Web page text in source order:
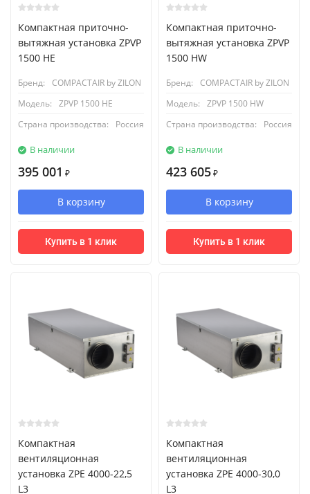
Компактная приточно-
вытяжная установка ZPVP
1500 HE
Бренд:
COMPACTAIR by ZILON
Модель:
ZPVP 1500 HE
Страна производства:
Россия
В наличии
395 001 ₽
В корзину
Купить в 1 клик
Компактная приточно-
вытяжная установка ZPVP
1500 HW
Бренд:
COMPACTAIR by ZILON
Модель:
ZPVP 1500 HW
Страна производства:
Россия
В наличии
423 605 ₽
В корзину
Купить в 1 клик
Компактная
вентиляционная
установка ZPE 4000-22,5
L3
Компактная
вентиляционная
установка ZPE 4000-30,0
L3